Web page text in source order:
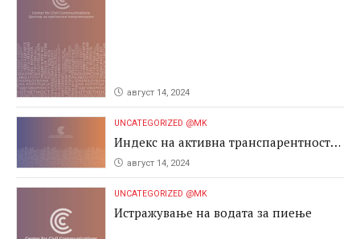
август 14, 2024
UNCATEGORIZED @MK
Индекс на активна транспарентност
2024август 14, 2024
UNCATEGORIZED @MK
Истражување на водата за пиење